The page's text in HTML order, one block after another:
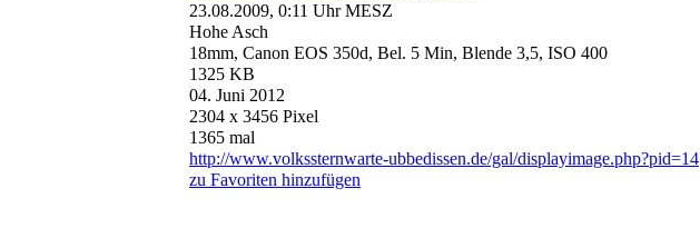
23.08.2009, 0:11 Uhr MESZ
Hohe Asch
18mm, Canon EOS 350d, Bel. 5 Min, Blende 3,5, ISO 400
1325 KB
04. Juni 2012
2304 x 3456 Pixel
1365 mal
http://www.volkssternwarte-ubbedissen.de/gal/displayimage.php?pid=14
zu Favoriten hinzufügen